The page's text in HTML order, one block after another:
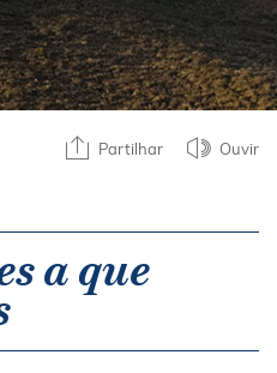
Partilhar Ouvir
a que